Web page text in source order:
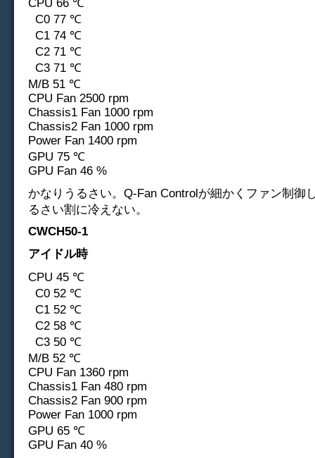
CPU 66 ℃
C0 77 ℃
C1 74 ℃
C2 71 ℃
C3 71 ℃
M/B 51 ℃
CPU Fan 2500 rpm
Chassis1 Fan 1000 rpm
Chassis2 Fan 1000 rpm
Power Fan 1400 rpm
GPU 75 ℃
GPU Fan 46 %
かなりうるさい。Q-Fan Controlが細かくファン制御
るさい割に冷えない。
CWCH50-1
アイドル時
CPU 45 ℃
C0 52 ℃
C1 52 ℃
C2 58 ℃
C3 50 ℃
M/B 52 ℃
CPU Fan 1360 rpm
Chassis1 Fan 480 rpm
Chassis2 Fan 900 rpm
Power Fan 1000 rpm
GPU 65 ℃
GPU Fan 40 %